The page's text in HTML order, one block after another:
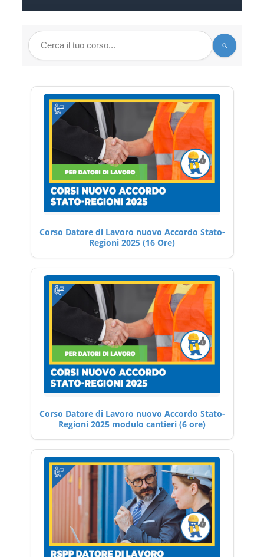
Corso Datore di Lavoro nuovo Accordo Stato-
Regioni 2025 (16 Ore)
Corso Datore di Lavoro nuovo Accordo Stato-
Regioni 2025 modulo cantieri (6 ore)